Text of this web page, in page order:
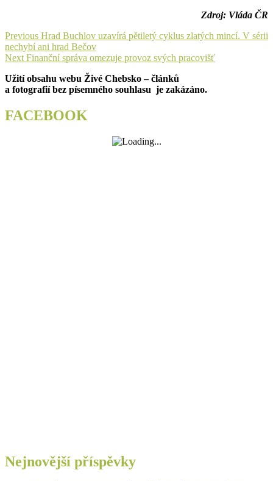
Zdroj: Vláda ČR
Navigace
pro
příspěvek
Previous Previous
post:
Hrad Buchlov uzavírá pětiletý cyklus zlatých mincí. V sérii
nechybí ani hrad Bečov
Next Next
Finanční správa omezuje provoz svých pracovišť
Užití obsahu webu Živé Chebsko – článků
a fotografií bez písemného souhlasu je zakázáno.
FACEBOOK
Nejnovější příspěvky